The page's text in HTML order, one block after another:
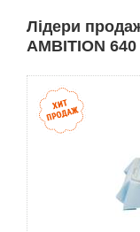
Підкладка під
Лапка для
Лапка для
Сітка для
Викрутка -
Лідери
AMBITION 640